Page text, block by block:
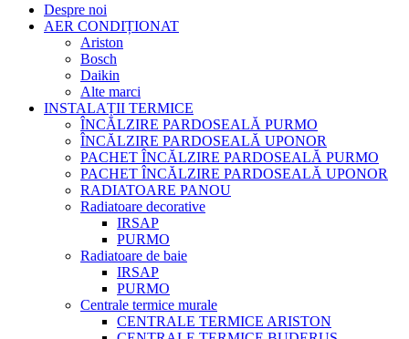
Despre noi
AER CONDIȚIONAT
Ariston
Bosch
Daikin
Alte marci
INSTALAȚII TERMICE
ÎNCĂLZIRE PARDOSEALĂ PURMO
ÎNCĂLZIRE PARDOSEALĂ UPONOR
PACHET ÎNCĂLZIRE PARDOSEALĂ PURMO
PACHET ÎNCĂLZIRE PARDOSEALĂ UPONOR
RADIATOARE PANOU
Radiatoare decorative
IRSAP
PURMO
Radiatoare de baie
IRSAP
PURMO
Centrale termice murale
CENTRALE TERMICE ARISTON